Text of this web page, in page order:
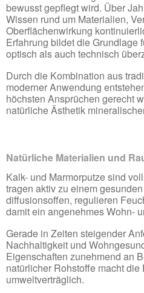
bewusst gepflegt wird. Über
Wissen rund um Materialien,
Oberflächenwirkung
Erfahrung bildet die Grundlage
optisch als auch technisch
Durch die Kombination aus
moderner Anwendung
höchsten Ansprüchen gerecht
natürliche Ästhetik
Natürliche Materialien und
Kalk- und Marmorputze sind
tragen aktiv zu einem
diffusionsoffen, regulieren
damit ein angenehmes Wohn-
Gerade in Zeiten steigender
Nachhaltigkeit und
Eigenschaften zunehmend an
natürlicher Rohstoffe macht
umweltverträglich.